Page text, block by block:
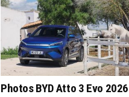
Photos BYD Atto 3 Evo 2026